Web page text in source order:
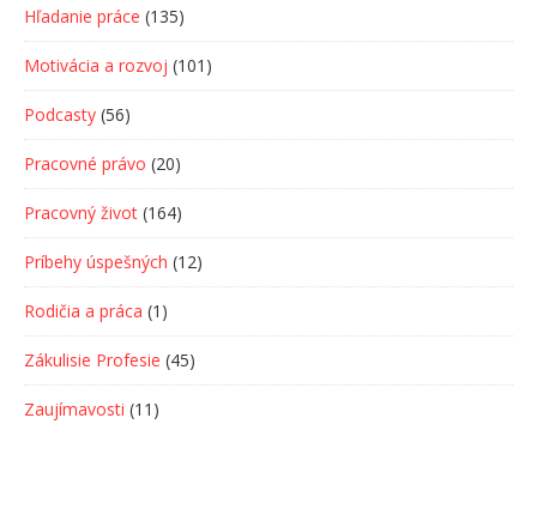
Hľadanie práce (135)
Motivácia a rozvoj (101)
Podcasty (56)
Pracovné právo (20)
Pracovný život (164)
Príbehy úspešných (12)
Rodičia a práca (1)
Zákulisie Profesie (45)
Zaujímavosti (11)